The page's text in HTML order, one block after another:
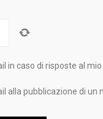
in caso di risposte al
alla pubblicazione di un